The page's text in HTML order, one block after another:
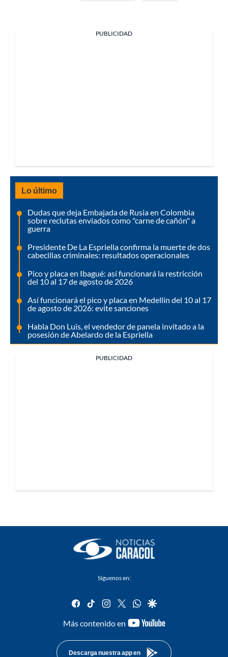
PUBLICIDAD
Lo último
Dudas que deja Embajada de Rusia en Colombia
sobre reclutas enviados como "carne de cañón" a
guerra
Presidente De La Espriella confirma la muerte de dos
cabecillas criminales: resultados operacionales
Pico y placa en Ibagué: así funcionará la restricción
del 10 al 17 de agosto de 2026
Así funcionará el pico y placa en Medellín del 10 al 17
de agosto de 2026: evite sanciones
Habla Don Luis, el vendedor de panela invitado a la
posesión de Abelardo de la Espriella
PUBLICIDAD
Síguenos en:
facebook
tiktok instagram
twitterwhatsapp
google
Más contenido en
youtube-
Descarga nuestra app en